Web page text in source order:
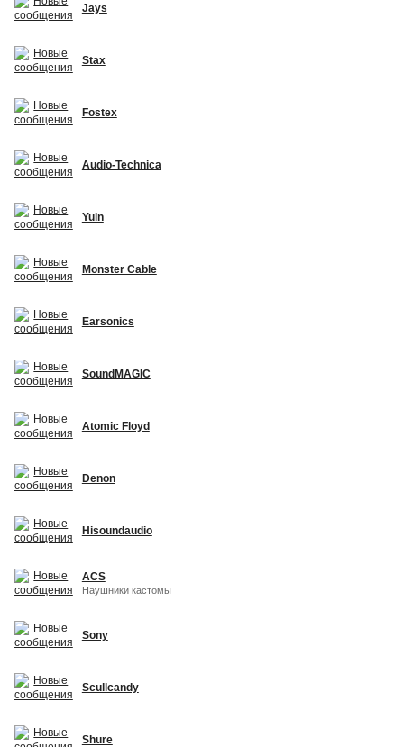
Jays
Stax
Fostex
Audio-Technica
Yuin
Monster Cable
Earsonics
SoundMAGIC
Atomic Floyd
Denon
Hisoundaudio
ACS
Наушники кастомы
Sony
Scullcandy
Shure